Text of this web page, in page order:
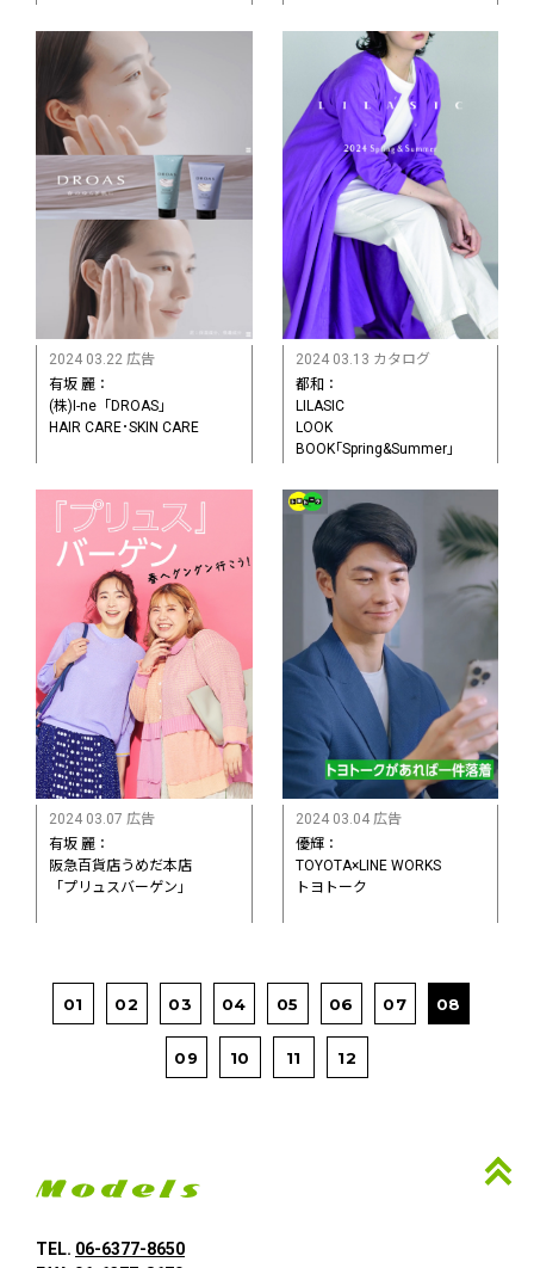
2024 03.22 広告
有坂 麗：
(株)I-ne「DROAS」
HAIR CARE･SKIN CARE
2024 03.13 カタログ
都和：
LILASIC
LOOK
BOOK｢Spring&Summer｣
2024 03.07 広告
有坂 麗：
阪急百貨店うめだ本店
「プリュスバーゲン」
2024 03.04 広告
優輝：
TOYOTA×LINE WORKS
トヨトーク
01 02 03 04 05 06 07 08
09 10 11 12
TEL. 06-6377-8650